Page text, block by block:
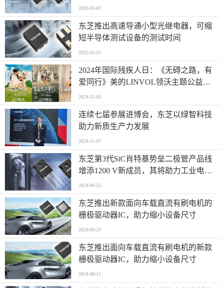
合器
2025-03-07
东芝推出高速导通小型光继电器，可缩
短半导体测试设备的测试时间
2025-02-21
2024年国际残疾人日：《无碍之路，有
爱同行》美的LINVOL领沃主题公益宣
传片温暖首发
2024-12-05
连续七届参展进博会，东芝以绿智科技
助力新质生产力发展
2024-11-07
东芝第3代SiC肖特基势垒二极管产品线
增添1200 V新成员，其将助力工业电源
设备实现高效率
2024-09-25
东芝推出新款面向车载直流有刷电机的
栅极驱动器IC，助力缩小设备尺寸
2024-09-23
东芝推出面向车载直流有刷电机的新款
栅极驱动器IC，助力缩小设备尺寸
2024-09-11